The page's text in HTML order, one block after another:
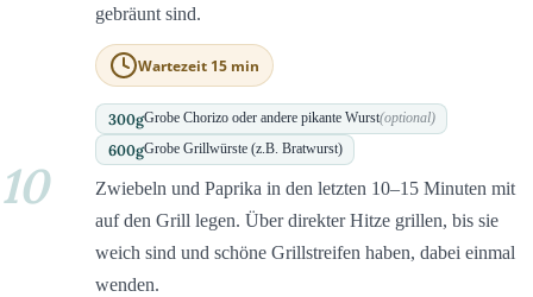
gebräunt sind.
Wartezeit 15 min
300gGrobe Chorizo oder andere pikante Wurst(optional)
600gGrobe Grillwürste (z.B. Bratwurst)
10
Zwiebeln und Paprika in den letzten 10–15 Minuten mit
auf den Grill legen. Über direkter Hitze grillen, bis sie
weich sind und schöne Grillstreifen haben, dabei einmal
wenden.